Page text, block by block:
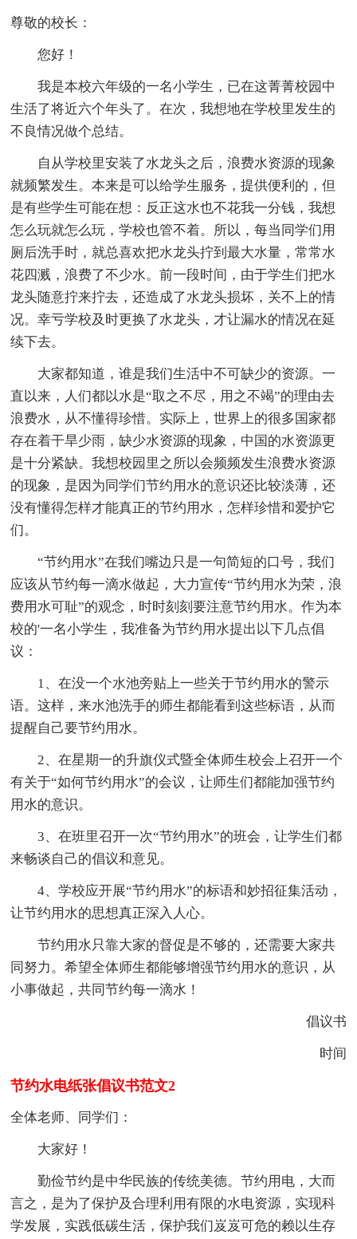
尊敬的校长：
您好！
我是本校六年级的一名小学生，已在这菁菁校园中
生活了将近六个年头了。在次，我想地在学校里发生的
不良情况做个总结。
自从学校里安装了水龙头之后，浪费水资源的现象
就频繁发生。本来是可以给学生服务，提供便利的，但
是有些学生可能在想：反正这水也不花我一分钱，我想
怎么玩就怎么玩，学校也管不着。所以，每当同学们用
厕后洗手时，就总喜欢把水龙头拧到最大水量，常常水
花四溅，浪费了不少水。前一段时间，由于学生们把水
龙头随意拧来拧去，还造成了水龙头损坏，关不上的情
况。幸亏学校及时更换了水龙头，才让漏水的情况在延
续下去。
大家都知道，谁是我们生活中不可缺少的资源。一
直以来，人们都以水是“取之不尽，用之不竭”的理由去
浪费水，从不懂得珍惜。实际上，世界上的很多国家都
存在着干旱少雨，缺少水资源的现象，中国的水资源更
是十分紧缺。我想校园里之所以会频频发生浪费水资源
的现象，是因为同学们节约用水的意识还比较淡薄，还
没有懂得怎样才能真正的节约用水，怎样珍惜和爱护它
们。
“节约用水”在我们嘴边只是一句简短的口号，我们
应该从节约每一滴水做起，大力宣传“节约用水为荣，浪
费用水可耻”的观念，时时刻刻要注意节约用水。作为本
校的'一名小学生，我准备为节约用水提出以下几点倡
议：
1、在没一个水池旁贴上一些关于节约用水的警示
语。这样，来水池洗手的师生都能看到这些标语，从而
提醒自己要节约用水。
2、在星期一的升旗仪式暨全体师生校会上召开一个
有关于“如何节约用水”的会议，让师生们都能加强节约
用水的意识。
3、在班里召开一次“节约用水”的班会，让学生们都
来畅谈自己的倡议和意见。
4、学校应开展“节约用水”的标语和妙招征集活动，
让节约用水的思想真正深入人心。
节约用水只靠大家的督促是不够的，还需要大家共
同努力。希望全体师生都能够增强节约用水的意识，从
小事做起，共同节约每一滴水！
倡议书
时间
节约水电纸张倡议书范文2
全体老师、同学们：
大家好！
勤俭节约是中华民族的传统美德。节约用电，大而
言之，是为了保护及合理利用有限的水电资源，实现科
学发展，实践低碳生活，保护我们岌岌可危的赖以生存